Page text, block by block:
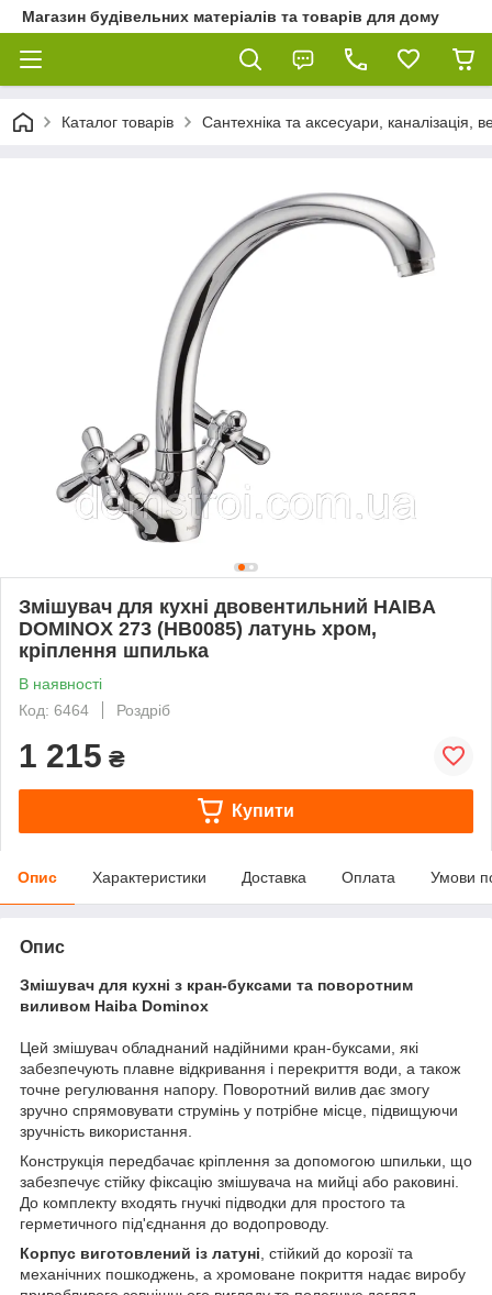
Магазин будівельних матеріалів та товарів для дому
Каталог товарів Сантехніка та аксесуари, каналізація,
Змішувач для кухні двовентильний HAIBA
DOMINOX 273 (HB0085) латунь хром,
кріплення шпилька
В наявності
Код: 6464
Роздріб
1 215 ₴
Купити
Опис Характеристики Доставка Оплата Умови
Опис
Змішувач для кухні з кран-буксами та поворотним
виливом Haiba Dominox
Цей змішувач обладнаний надійними кран-буксами, які
забезпечують плавне відкривання і перекриття води, а також
точне регулювання напору. Поворотний вилив дає змогу
зручно спрямовувати струмінь у потрібне місце, підвищуючи
зручність використання.
Конструкція передбачає кріплення за допомогою шпильки, що
забезпечує стійку фіксацію змішувача на мийці або раковині.
До комплекту входять гнучкі підводки для простого та
герметичного під'єднання до водопроводу.
Корпус виготовлений із латуні , стійкий до корозії та
механічних пошкоджень, а хромоване покриття надає виробу